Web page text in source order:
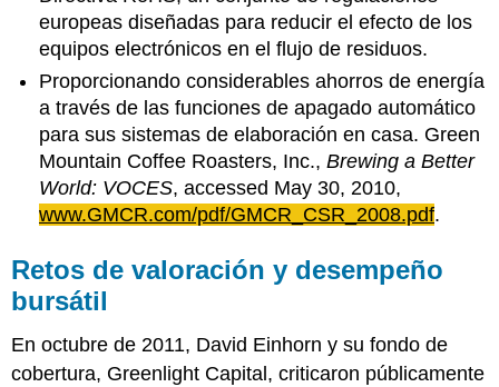
europeas diseñadas para reducir el efecto de los
equipos electrónicos en el flujo de residuos.
Proporcionando considerables ahorros de energía
a través de las funciones de apagado automático
para sus sistemas de elaboración en casa. Green
Mountain Coffee Roasters, Inc.,Brewing a Better
World: VOCES, accessed May 30, 2010,
www.GMCR.com/pdf/GMCR_CSR_2008.pdf.
Retos de valoración y desempeño
bursátil
En octubre de 2011, David Einhorn y su fondo de
cobertura, Greenlight Capital, criticaron públicamente